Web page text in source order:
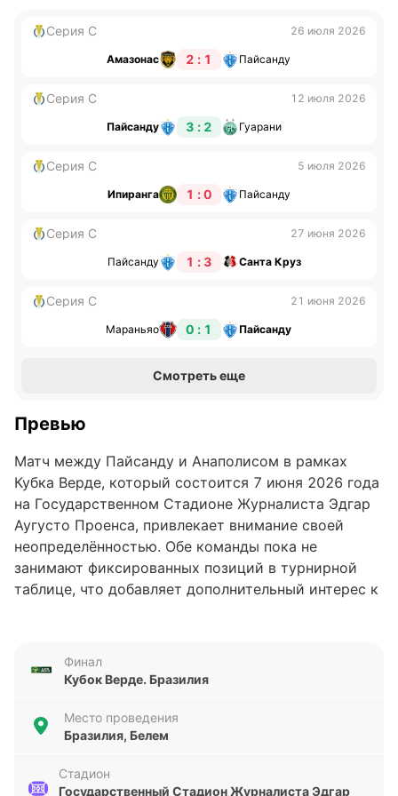
Серия С 26 июля 2026
Амазонас 2 : 1 Пайсанду
Серия С 12 июля 2026
Пайсанду 3 : 2 Гуарани
Серия С 5 июля 2026
Ипиранга 1 : 0 Пайсанду
Серия С 27 июня 2026
Пайсанду 1 : 3 Санта Круз
Серия С 21 июня 2026
Мараньяо 0 : 1 Пайсанду
Смотреть еще
Превью
Матч между Пайсанду и Анаполисом в рамках
Кубка Верде, который состоится 7 июня 2026 года
на Государственном Стадионе Журналиста Эдгар
Аугусто Проенса, привлекает внимание своей
неопределённостью. Обе команды пока не
занимают фиксированных позиций в турнирной
таблице, что добавляет дополнительный интерес к
позиции в турнире.
Пайсанду демонстрирует нестабильность в
два поражения. Команда забила 6 голов, но при
Финал
Кубок Верде. Бразилия
Место проведения
Бразилия, Белем
Стадион
Государственный Стадион Журналиста Эдгар